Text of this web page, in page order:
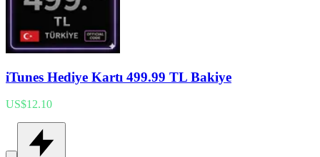
iTunes Hediye Kartı 499.99 TL Bakiye
US$12.10